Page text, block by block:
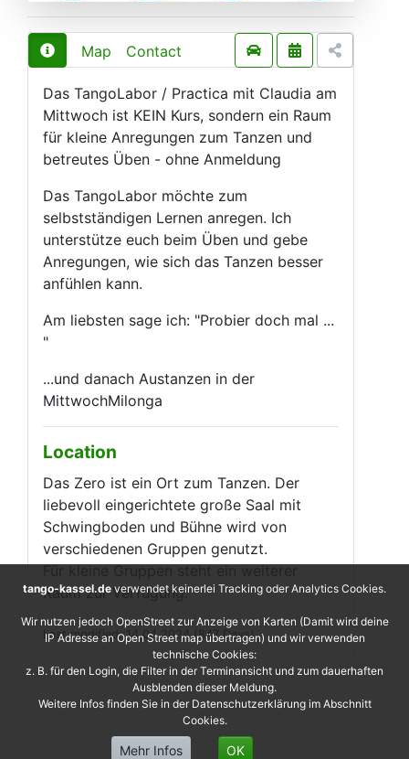
Map Contact
Das TangoLabor / Practica mit Claudia am
Mittwoch ist KEIN Kurs, sondern ein Raum
für kleine Anregungen zum Tanzen und
betreutes Üben - ohne Anmeldung
Das TangoLabor möchte zum
selbstständigen Lernen anregen. Ich
unterstütze euch beim Üben und gebe
Anregungen, wie sich das Tanzen besser
anfühlen kann.
Am liebsten sage ich: "Probier doch mal ...
"
...und danach Austanzen in der
MittwochMilonga
Location
Das Zero ist ein Ort zum Tanzen. Der
liebevoll eingerichtete große Saal mit
Schwingboden und Bühne wird von
verschiedenen Gruppen genutzt.
Für kleine Gruppen steht ein weiterer
Raum zur Verfügung.
Last modified: 14.04.2024 (847 Days)
tango-kassel.de verwendet keinerlei Tracking oder Analytics Cookies.
Wir nutzen jedoch OpenStreet zur Anzeige von Karten (Damit wird deine
IP Adresse an Open Street map übertragen) und wir verwenden
technische Cookies:
z. B. für den Login, die Filter in der Terminansicht und zum dauerhaften
Ausblenden dieser Meldung.
Weitere Infos finden Sie in der Datenschutzerklärung im Abschnitt
Cookies.
Mehr Infos OK